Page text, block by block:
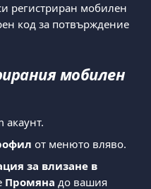
регистриран мобилен
код за потвърждение
мобилен
акаунт.
от менюто вляво.
за влизане в
Промяна до вашия